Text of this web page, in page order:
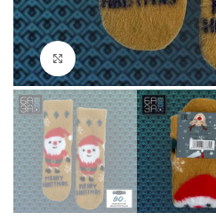
Натисніть, щоб